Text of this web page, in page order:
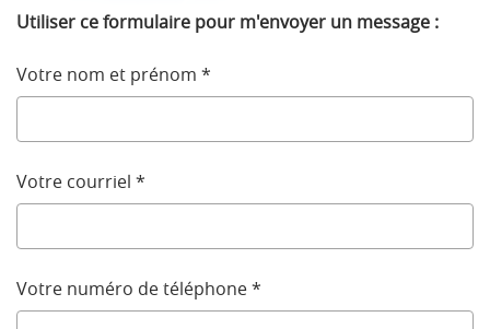
Utiliser ce formulaire pour m'envoyer un message :
Votre nom et prénom *
Votre courriel *
Votre numéro de téléphone*